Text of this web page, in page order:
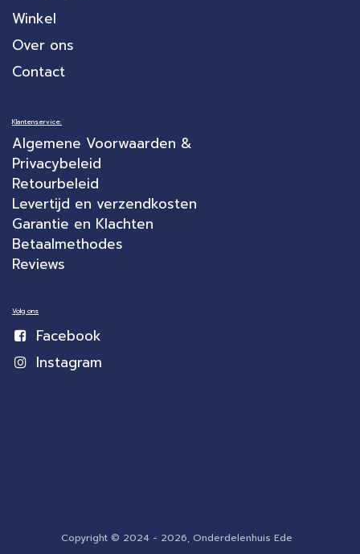
Winkel
Over ons
Contact
Klantenservice:
Algemene Voorwaarden &
Privacybeleid
Retourbeleid
Levertijd en verzendkosten
Garantie en Klachten
Betaalmethodes
Reviews
Volg ons
Facebook
Instagram
Copyright © 2024 - 2026, Onderdelenhuis Ede